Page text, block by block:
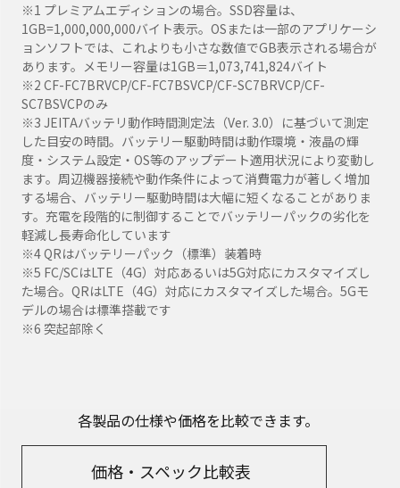
※1 プレミアムエディションの場合。SSD容量は、
1GB=1,000,000,000バイト表示。OSまたは一部のアプリケーシ
ョンソフトでは、これよりも小さな数値でGB表示される場合が
あります。メモリー容量は1GB＝1,073,741,824バイト
※2 CF-FC7BRVCP/CF-FC7BSVCP/CF-SC7BRVCP/CF-
SC7BSVCPのみ
※3 JEITAバッテリ動作時間測定法（Ver. 3.0）に基づいて測定
した目安の時間。バッテリー駆動時間は動作環境・液晶の輝
度・システム設定・OS等のアップデート適用状況により変動し
ます。周辺機器接続や動作条件によって消費電力が著しく増加
する場合、バッテリー駆動時間は大幅に短くなることがありま
す。充電を段階的に制御することでバッテリーパックの劣化を
軽減し長寿命化しています
※4 QRはバッテリーパック（標準）装着時
※5 FC/SCはLTE（4G）対応あるいは5G対応にカスタマイズし
た場合。QRはLTE（4G）対応にカスタマイズした場合。5Gモ
デルの場合は標準搭載です
※6 突起部除く
各製品の仕様や価格を比較できます。
価格・スペック比較表